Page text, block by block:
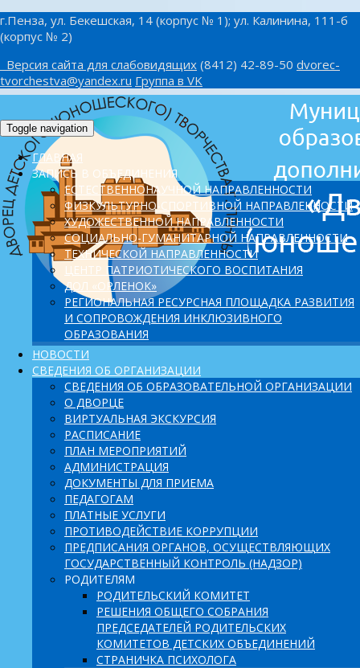
г.Пенза, ул. Бекешская, 14 (корпус № 1); ул. Калинина, 111-б
(корпус № 2)
Версия сайта для слабовидящих (8412) 42-89-50 dvorec-
tvorchestva@yandex.ru Группа в VK
Toggle navigation
ГЛАВНАЯ
ЗАПИСЬ В ОБЪЕДИНЕНИЯ
ЕСТЕСТВЕННОНАУЧНОЙ НАПРАВЛЕННОСТИ
ФИЗКУЛЬТУРНО-СПОРТИВНОЙ НАПРАВЛЕННОСТИ
ХУДОЖЕСТВЕННОЙ НАПРАВЛЕННОСТИ
СОЦИАЛЬНО-ГУМАНИТАРНОЙ НАПРАВЛЕННОСТИ
ТЕХНИЧЕСКОЙ НАПРАВЛЕННОСТИ
ЦЕНТР ПАТРИОТИЧЕСКОГО ВОСПИТАНИЯ
ДОЛ «ОРЛЕНОК»
PЕГИОНАЛЬНАЯ РЕСУРСНАЯ ПЛОЩАДКА РАЗВИТИЯ
И СОПРОВОЖДЕНИЯ ИНКЛЮЗИВНОГО
ОБРАЗОВАНИЯ
НОВОСТИ
СВЕДЕНИЯ ОБ ОРГАНИЗАЦИИ
СВЕДЕНИЯ ОБ ОБРАЗОВАТЕЛЬНОЙ ОРГАНИЗАЦИИ
О ДВОРЦЕ
ВИРТУАЛЬНАЯ ЭКСКУРСИЯ
РАСПИСАНИЕ
ПЛАН МЕРОПРИЯТИЙ
АДМИНИСТРАЦИЯ
ДОКУМЕНТЫ ДЛЯ ПРИЕМА
ПЕДАГОГАМ
ПЛАТНЫЕ УСЛУГИ
ПРОТИВОДЕЙСТВИЕ КОРРУПЦИИ
ПРЕДПИСАНИЯ ОРГАНОВ, ОСУЩЕСТВЛЯЮЩИХ
ГОСУДАРСТВЕННЫЙ КОНТРОЛЬ (НАДЗОР)
РОДИТЕЛЯМ
РОДИТЕЛЬСКИЙ КОМИТЕТ
РЕШЕНИЯ ОБЩЕГО СОБРАНИЯ
ПРЕДСЕДАТЕЛЕЙ РОДИТЕЛЬСКИХ
КОМИТЕТОВ ДЕТСКИХ ОБЪЕДИНЕНИЙ
СТРАНИЧКА ПСИХОЛОГА